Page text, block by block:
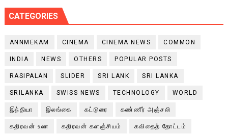
CATEGORIES
ANNMEKAM CINEMA CINEMA NEWS COMMON
INDIA NEWS OTHERS POPULAR POSTS
RASIPALAN SLIDER SRI LANK SRI LANKA
SRILANKA SWISS NEWS TECHNOLOGY WORLD
இந்தியா இலங்கை கட்டுரை கண்ணீர் அஞ்சலி
கதிரவன் உலா கதிரவன் களஞ்சியம் கவிதைத் தோட்டம்